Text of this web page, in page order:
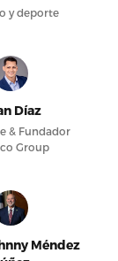
y deporte
Díaz
& Fundador
Group
Méndez